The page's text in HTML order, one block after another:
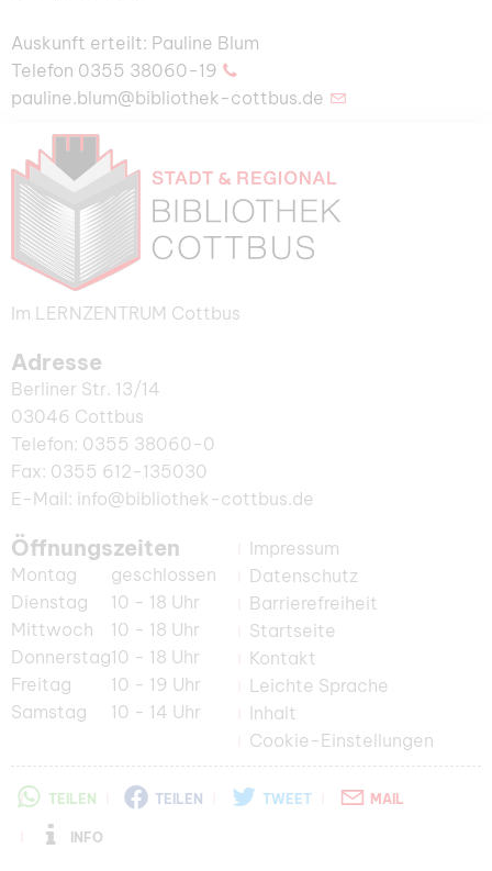
Auskunft erteilt: Pauline Blum
Telefon 0355 38060-19
pauline.blum@bibliothek-cottbus.de
Im LERNZENTRUM Cottbus
Adresse
Berliner Str. 13/14
03046 Cottbus
Telefon: 0355 38060-0
Fax: 0355 612-135030
E-Mail: info@bibliothek-cottbus.de
Öffnungszeiten
Montag
geschlossen
Dienstag
10 - 18 Uhr
Mittwoch
10 - 18 Uhr
Donnerstag10 - 18 Uhr
Freitag
10 - 19 Uhr
Samstag
10 - 14 Uhr
Impressum
Datenschutz
Barrierefreiheit
Startseite
Kontakt
Leichte Sprache
Inhalt
Cookie-Einstellungen
TEILEN TEILEN TWEET MAIL
INFO